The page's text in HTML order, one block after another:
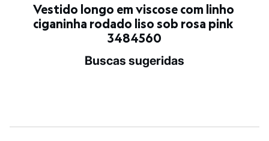
Plus Size
Até 20% off
Até 40% off
Blusas e Camisetas
Vestido longo em viscose com linho
ciganinha rodado liso sob rosa pink
3484560
buscas sugeridas